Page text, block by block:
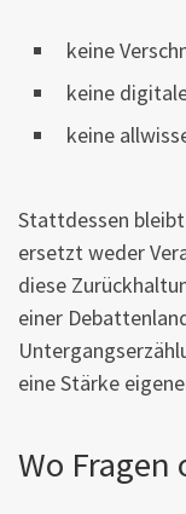
keine
keine
keine
Stattdessen
ersetzt weder
diese
einer
eine Stärke
Wo